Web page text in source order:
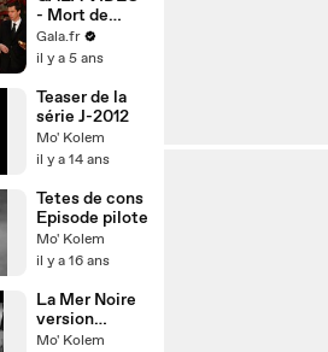
- Mort de
René Angelil :
cette
faite par
Céline Dion
sur son lit de
mort
Gala.fr
il y a 5 ans
Teaser de la
série J-2012
Mo' Kolem
il y a 14 ans
Tetes de cons
Episode pilote
Mo' Kolem
il y a 16 ans
La Mer Noire
version
Kolem
Mo' Kolem